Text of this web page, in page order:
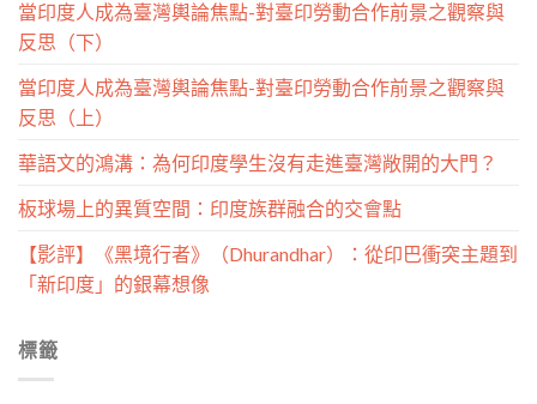
當印度人成為臺灣輿論焦點-對臺印勞動合作前景之觀察與
反思（下）
當印度人成為臺灣輿論焦點-對臺印勞動合作前景之觀察與
反思（上）
華語文的鴻溝：為何印度學生沒有走進臺灣敞開的大門？
板球場上的異質空間：印度族群融合的交會點
【影評】《黑境行者》（Dhurandhar）：從印巴衝突主題到
「新印度」的銀幕想像
標籤